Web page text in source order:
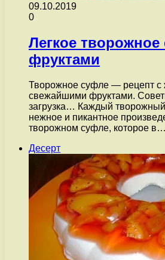
09.10.2019
0
Легкое творожное
фруктами
Творожное суфле — рецепт с
свежайшими фруктами.
загрузка… Каждый
нежное и пикантное
творожном суфле, которое в…
Десерт